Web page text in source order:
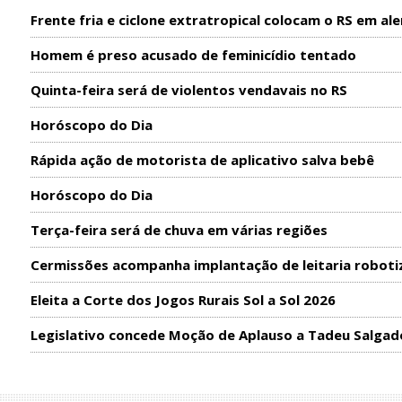
Frente fria e ciclone extratropical colocam o RS em
Homem é preso acusado de feminicídio tentado
Quinta-feira será de violentos vendavais no RS
Horóscopo do Dia
Rápida ação de motorista de aplicativo salva bebê
Horóscopo do Dia
Terça-feira será de chuva em várias regiões
Cermissões acompanha implantação de leitaria
Eleita a Corte dos Jogos Rurais Sol a Sol 2026
Legislativo concede Moção de Aplauso a Tadeu